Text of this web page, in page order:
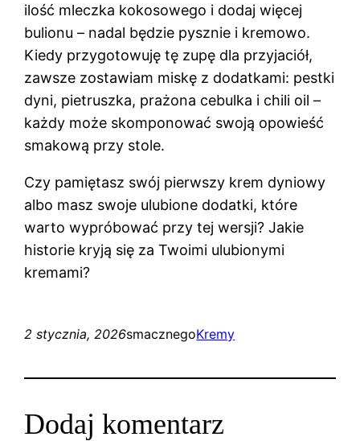
ilość mleczka kokosowego i dodaj więcej
bulionu – nadal będzie pysznie i kremowo.
Kiedy przygotowuję tę zupę dla przyjaciół,
zawsze zostawiam miskę z dodatkami: pestki
dyni, pietruszka, prażona cebulka i chili oil –
każdy może skomponować swoją opowieść
smakową przy stole.
Czy pamiętasz swój pierwszy krem dyniowy
albo masz swoje ulubione dodatki, które
warto wypróbować przy tej wersji? Jakie
historie kryją się za Twoimi ulubionymi
kremami?
2 stycznia, 2026smacznegoKremy
Dodaj komentarz